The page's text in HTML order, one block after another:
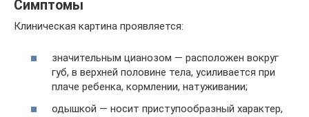
Симптомы
Клиническая картина проявляется:
значительным цианозом — расположен вокруг
губ, в верхней половине тела, усиливается при
плаче ребенка, кормлении, натуживании;
одышкой — носит приступообразный характер,